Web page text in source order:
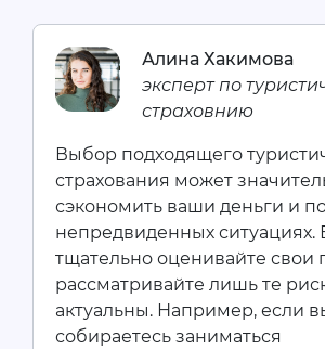
Алина Хакимова
эксперт по
страховнию
Выбор подходящего
страхования может
сэкономить ваши деньги и
непредвиденных ситуациях.
тщательно оценивайте свои
рассматривайте лишь те
актуальны. Например, если
собираетесь заниматься